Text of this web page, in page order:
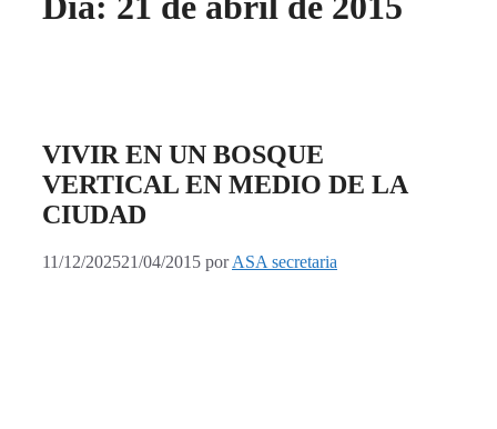
VIVIR EN UN BOSQUE
VERTICAL EN MEDIO DE LA
CIUDAD
11/12/202521/04/2015 porASA secretaria